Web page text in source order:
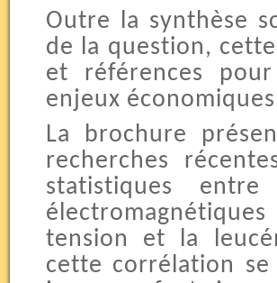
Outre la synthèse
de la question,
et références
enjeux
La brochure
recherches
statistiques entre
tension et la
cette corrélation